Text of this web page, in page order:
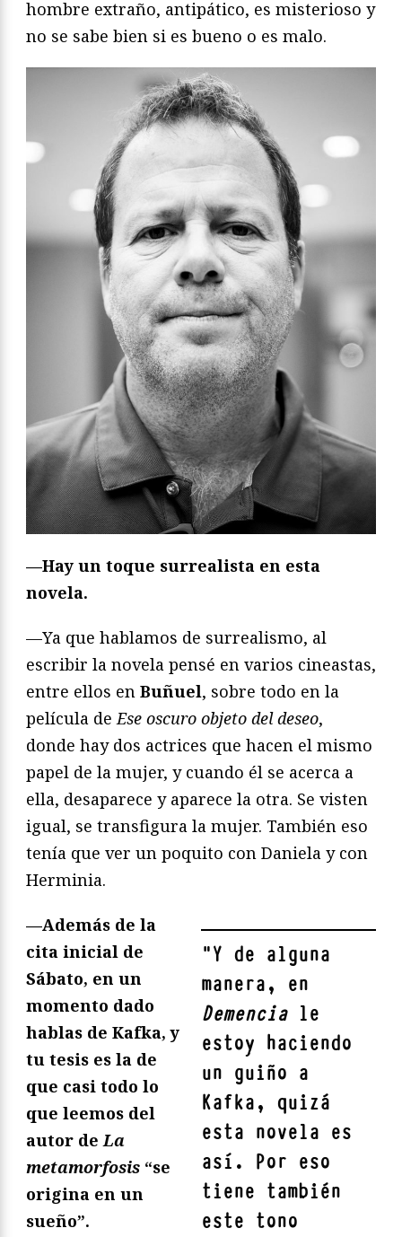
hombre extraño, antipático, es misterioso y
no se sabe bien si es bueno o es malo.
—Hay un toque surrealista en esta
novela.
—Ya que hablamos de surrealismo, al
escribir la novela pensé en varios cineastas,
entre ellos en Buñuel, sobre todo en la
película deEse oscuro objeto del deseo,
donde hay dos actrices que hacen el mismo
papel de la mujer, y cuando él se acerca a
ella, desaparece y aparece la otra. Se visten
igual, se transfigura la mujer. También eso
tenía que ver un poquito con Daniela y con
Herminia.
"Y de alguna
manera, en
Demenciale
estoy haciendo
un guiño a
Kafka, quizá
esta novela es
así. Por eso
tiene también
este tono
—Además de la
cita inicial de
Sábato, en un
momento dado
hablas de Kafka, y
tu tesis es la de
que casi todo lo
que leemos del
autor deLa
metamorfosis “se
origina en un
sueño”.